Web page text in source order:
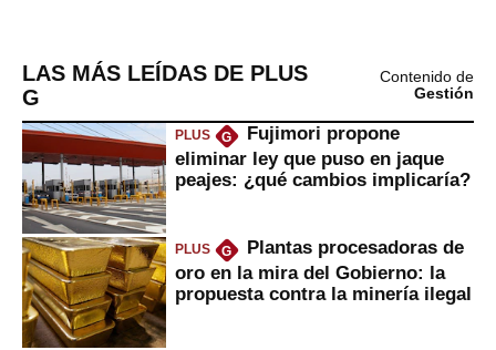
LAS MÁS LEÍDAS DE PLUS
G
Contenido de
Gestión
PLUS G
Fujimori propone
eliminar ley que puso en jaque
peajes: ¿qué cambios implicaría?
PLUS G
Plantas procesadoras de
oro en la mira del Gobierno: la
propuesta contra la minería ilegal